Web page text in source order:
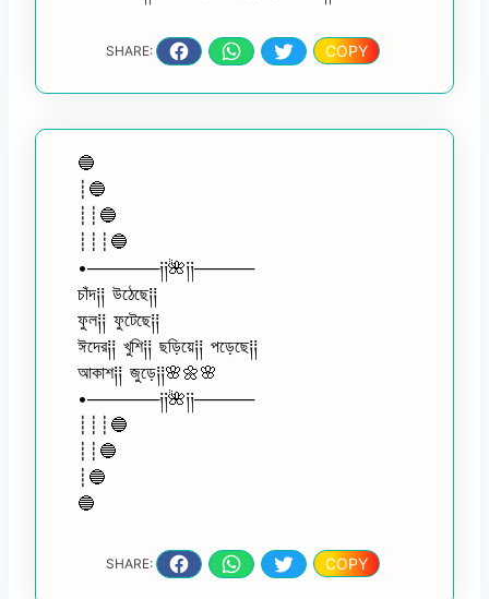
SHARE: COPY
🔵
┊🔵
┊┊🔵
┊┊┊🔵
•──────༏༏🌺༏༏─────
চাঁদ༐༐ উঠেছে༐༐
ফুল༐༐ ফুটেছে༐༐
ঈদের༐༐ খুশি༐༐ ছড়িয়ে༐༐ পড়েছে༐༐
আকাশ༐༐ জুড়ে༐༐🌸🌼🌸
•──────༏༏🌺༏༏─────
┊┊┊🔵
┊┊🔵
┊🔵
🔵
SHARE: COPY